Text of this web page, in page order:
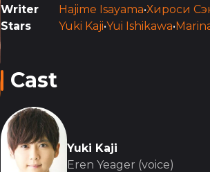
Writer
Hajime Isayama•Хироси
Stars
Yuki Kaji•Yui Ishikawa•
Cast
Yuki Kaji
Eren Yeager (voice)